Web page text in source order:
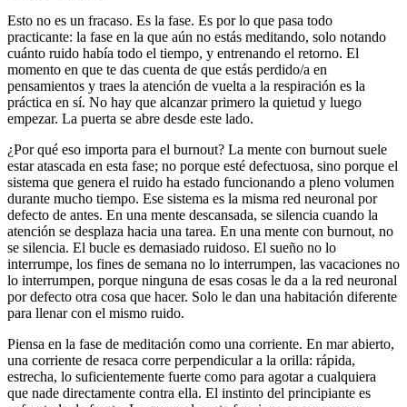
Esto no es un fracaso. Es la fase. Es por lo que pasa todo
practicante: la fase en la que aún no estás meditando, solo notando
cuánto ruido había todo el tiempo, y entrenando el retorno. El
momento en que te das cuenta de que estás perdido/a en
pensamientos y traes la atención de vuelta a la respiración es la
práctica en sí. No hay que alcanzar primero la quietud y luego
empezar. La puerta se abre desde este lado.
¿Por qué eso importa para el burnout? La mente con burnout suele
estar atascada en esta fase; no porque esté defectuosa, sino porque el
sistema que genera el ruido ha estado funcionando a pleno volumen
durante mucho tiempo. Ese sistema es la misma red neuronal por
defecto de antes. En una mente descansada, se silencia cuando la
atención se desplaza hacia una tarea. En una mente con burnout, no
se silencia. El bucle es demasiado ruidoso. El sueño no lo
interrumpe, los fines de semana no lo interrumpen, las vacaciones no
lo interrumpen, porque ninguna de esas cosas le da a la red neuronal
por defecto otra cosa que hacer. Solo le dan una habitación diferente
para llenar con el mismo ruido.
Piensa en la fase de meditación como una corriente. En mar abierto,
una corriente de resaca corre perpendicular a la orilla: rápida,
estrecha, lo suficientemente fuerte como para agotar a cualquiera
que nade directamente contra ella. El instinto del principiante es